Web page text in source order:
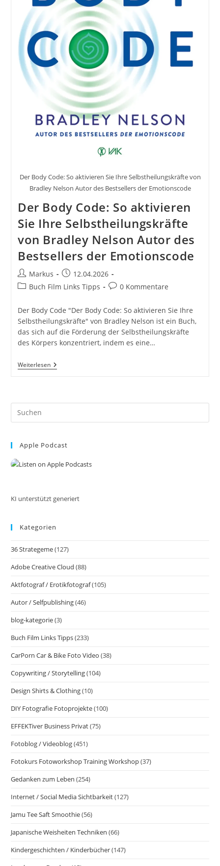
Tipps
Der Body Code: So aktivieren Sie Ihre Selbstheilungskräfte von
Bradley Nelson Autor des Bestsellers der Emotionscode
Der Body Code: So aktivieren
Sie Ihre Selbstheilungskräfte
von Bradley Nelson Autor des
Bestsellers der Emotionscode
Beitrags-
Autor:
Markus
Beitrag
veröffentlicht:
12.04.2026
Beitrags-
Buch Film Links Tipps
Beitrags-
0 Kommentare
Der Body Code "Der Body Code: So aktivieren Sie Ihre
Selbstheilungskräfte" von Bradley Nelson ist ein Buch,
das sich auf die Förderung der Selbstheilungskräfte
des Körpers konzentriert, indem es eine…
WeiterlesenDer
Body
Sie
Nelson
Bestsellers
Apple Podcast
KI unterstützt generiert
Kategorien
36 Strategeme(127)
Adobe Creative Cloud (88)
Aktfotograf / Erotikfotograf(105)
Autor / Selfpublishing(46)
blog-kategorie(3)
Buch Film Links Tipps(233)
CarPorn Car & Bike Foto Video (38)
Copywriting / Storytelling(104)
Design Shirts & Clothing(10)
DIY Fotografie Fotoprojekte(100)
EFFEKTiver Business Privat(75)
Fotoblog / Videoblog(451)
Fotokurs Fotoworkshop Training Workshop(37)
Gedanken zum Leben (254)
Internet / Social Media Sichtbarkeit(127)
Jamu Tee Saft Smoothie(56)
Japanische Weisheiten Techniken (66)
Kindergeschichten / Kinderbücher(147)